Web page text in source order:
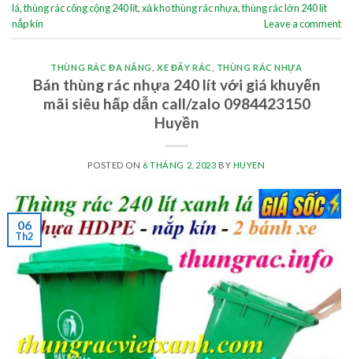
lá,thùng rác công cộng 240 lít,xả kho thùng rác nhựa,thùng rác lớn 240 lít
nắp kín
Leave a comment
THÙNG RÁC ĐA NĂNG ,XE ĐẨY RÁC THÙNG RÁC NHỰA
Bán thùng rác nhựa 240 lít với giá khuyến
mãi siêu hấp dẫn call/zalo 0984423150
Huyền
POSTED ON 6 THÁNG 2, 2023 BY HUYEN
06
Th2